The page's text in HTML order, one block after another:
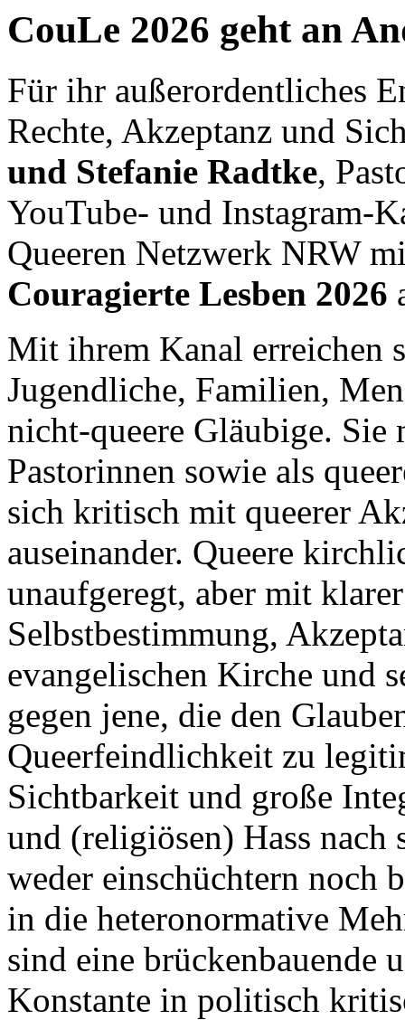
CouLe 2026 geht an
Für ihr außerordentliches
Rechte, Akzeptanz und
und Stefanie Radtke,
YouTube- und Instagram-
Queeren Netzwerk NRW
Couragierte Lesben 2026
Mit ihrem Kanal erreichen
Jugendliche, Familien,
nicht-queere Gläubige. Sie
Pastorinnen sowie als
sich kritisch mit queerer
auseinander. Queere
unaufgeregt, aber mit
Selbstbestimmung,
evangelischen Kirche und
gegen jene, die den
Queerfeindlichkeit zu
Sichtbarkeit und große
und (religiösen) Hass nach
weder einschüchtern noch
in die heteronormative
sind eine brückenbauende
Konstante in politisch